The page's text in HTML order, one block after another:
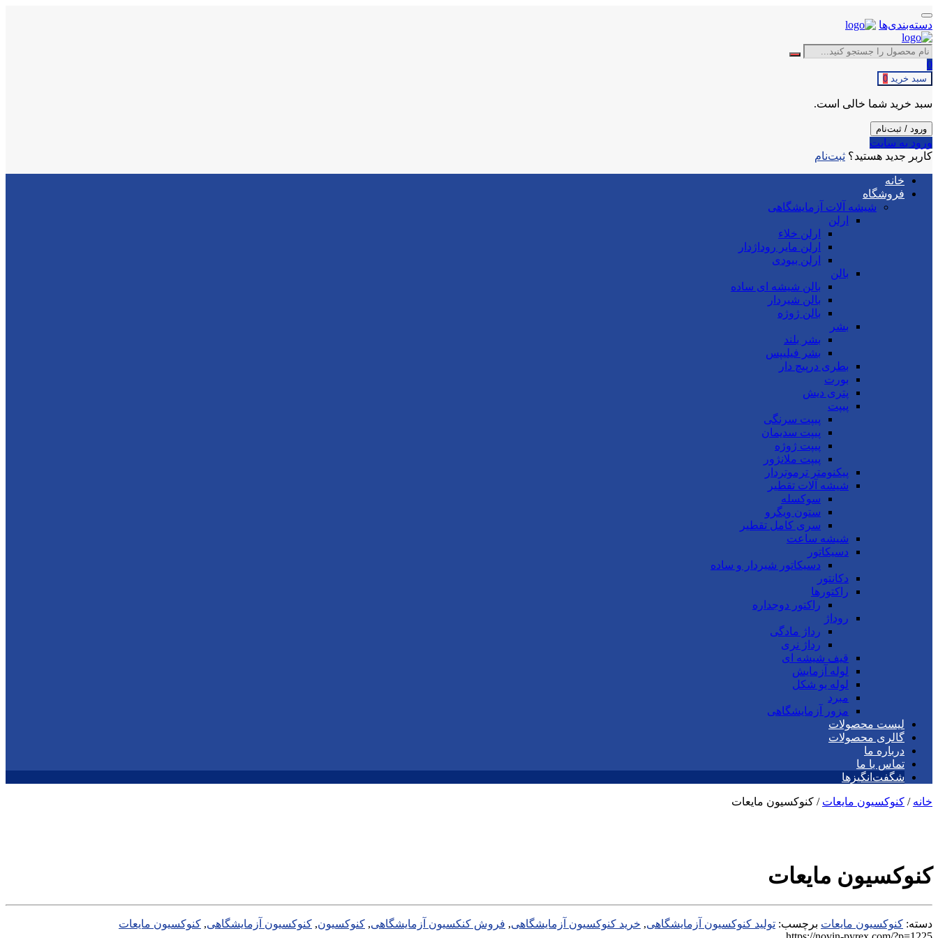
دسته‌بندی‌ها
0
سبد خرید 0
سبد خرید شما خالی است.
ورود / ثبت‌نام
ورود به سایت
کاربر جدید هستید؟ ثبت‌نام
خانه
فروشگاه
شیشه آلات آزمایشگاهی
ارلن
ارلن خلاء
ارلن مایر روداژدار
ارلن بیودی
بالن
بالن شیشه ای ساده
بالن شیردار
بالن ژوژه
بشر
بشر بلند
بشر فیلیپس
بطری درپیچ دار
بورت
پتری دیش
پیپت
پیپت سرنگی
پیپت سدیمان
پیپت ژوژه
پیپت ملانژور
پیکنومتر ترموتردار
شیشه آلات تقطیر
سوکسله
ستون ویگرو
سری کامل تقطیر
شیشه ساعت
دسیکاتور
دسیکاتور شیردار و ساده
دکانتور
راکتورها
راکتور دوجداره
روداژ
رداژ مادگی
رداژ نری
قیف شیشه ای
لوله آزمایش
لوله یو شکل
مبرد
مزور آزمایشگاهی
لیست محصولات
گالری محصولات
درباره ما
تماس با ما
شگفت‌انگیزها
خانه / کنوکسیون مایعات / کنوکسیون مایعات
کنوکسیون مایعات
دسته: کنوکسیون مایعات برچسب: تولید کنوکسیون آزمایشگاهی, خرید کنوکسیون آزمایشگاهی, فروش کنکسیون آزمایشگاهی, کنوکسیون, کنوکسیون آزمایشگاهی, کنوکسیون مایعات